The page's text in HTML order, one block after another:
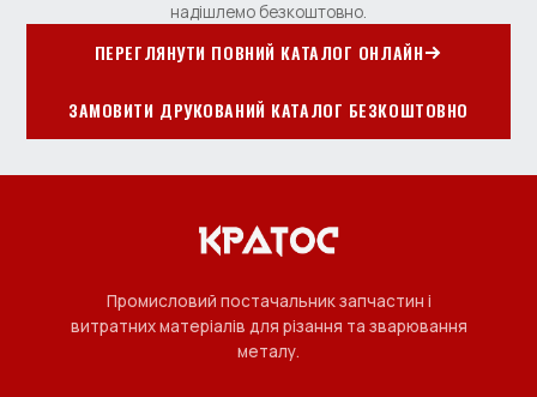
надішлемо безкоштовно.
ПЕРЕГЛЯНУТИ ПОВНИЙ КАТАЛОГ ОНЛАЙН
ЗАМОВИТИ ДРУКОВАНИЙ КАТАЛОГ БЕЗКОШТОВНО
Промисловий постачальник запчастин і
витратних матеріалів для різання та зварювання
металу.